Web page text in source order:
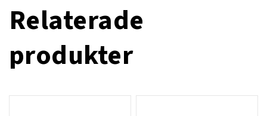
Relaterade
produkter